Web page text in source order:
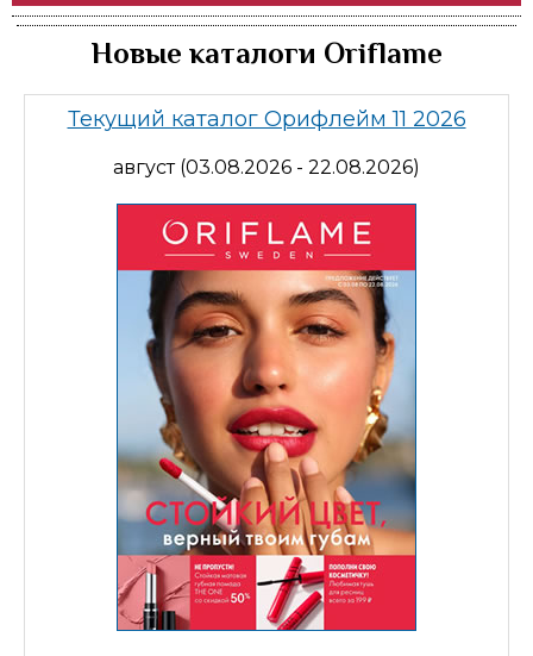
Новые каталоги Oriflame
Текущий каталог Орифлейм 11 2026
август (03.08.2026 - 22.08.2026)